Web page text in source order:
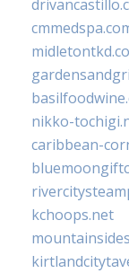
nikko-
caribbean-
kchoops.net